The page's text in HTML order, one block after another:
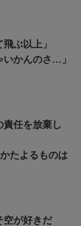
ぶ以上」
いかんのさ…」
責任を放棄し
たよるものは
空が好きだ